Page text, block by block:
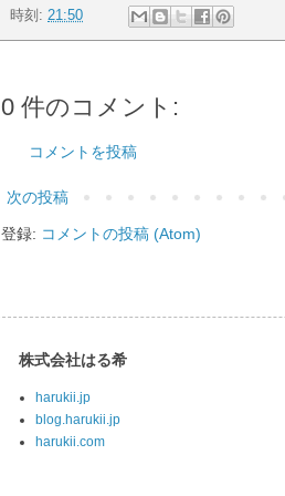
時刻: 21:50
0 件のコメント:
コメントを投稿
次の投稿
登録: コメントの投稿 (Atom)
株式会社はる希
harukii.jp
blog.harukii.jp
harukii.com